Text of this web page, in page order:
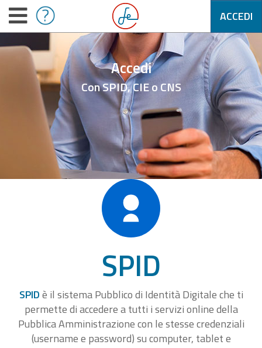
ACCEDI
Accedi
Con SPID, CIE o CNS
SPID
SPIDè il sistema Pubblico di Identità Digitale che ti
permette di accedere a tutti i servizi online della
Pubblica Amministrazione con le stesse credenziali
(username e password) su computer, tablet e